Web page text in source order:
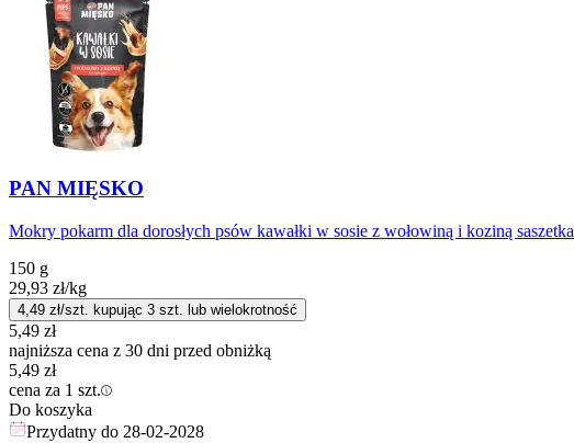
PAN MIĘSKO
Mokry pokarm dla dorosłych psów kawałki w sosie z wołowiną i koziną saszetka
150 g
29,93 zł/kg
4,49 zł/szt. kupując 3 szt. lub wielokrotność
5,49 zł
najniższa cena z 30 dni przed obniżką
5,49 zł
cena za 1 szt.
Do koszyka
Przydatny do 28-02-2028